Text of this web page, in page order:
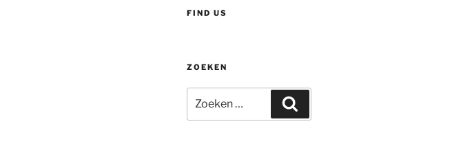
FIND US
ZOEKEN
naar: